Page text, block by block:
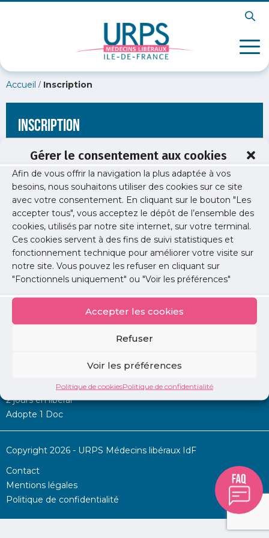
Gérer le consentement aux cookies
Afin de vous offrir la navigation la plus adaptée à vos
besoins, nous souhaitons utiliser des cookies sur ce site
avec votre consentement. En cliquant sur le bouton "Les
accepter tous", vous acceptez le dépôt de l’ensemble des
cookies, utilisés par notre site internet, sur votre terminal.
Ces cookies servent à des fins de suivi statistiques et
fonctionnement technique pour améliorer votre visite sur
notre site. Vous pouvez les refuser en cliquant sur
"Fonctionnels uniquement" ou "Voir les préférences"
Accepter les cookies
Refuser
Voir les préférences
Politique de cookiesPolitique de confidentialité
Accueil / Inscription
Inscription
[wppb-register form_name="inscription"
redirect_url="https://www.urps-med-idf.org/?
attachment_id=45877"]
Permanence d’aide à l’installation
2 jours en libéral
Adopte 1 Doc
Copyright 2026 - URPS Médecins libéraux IdF
Contact
Mentions légales
Politique de confidentialité